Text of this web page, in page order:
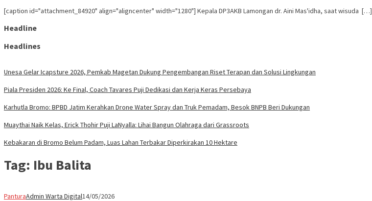
[caption id="attachment_84920" align="aligncenter" width="1280"] Kepala DP3AKB Lamongan dr. Aini Mas'idha, saat wisuda […]
Headline
Headlines
Unesa Gelar Icapsture 2026, Pemkab Magetan Dukung Pengembangan Riset Terapan dan Solusi Lingkungan
Piala Presiden 2026: Ke Final, Coach Tavares Puji Dedikasi dan Kerja Keras Persebaya
Karhutla Bromo: BPBD Jatim Kerahkan Drone Water Spray dan Truk Pemadam, Besok BNPB Beri Dukungan
Muaythai Naik Kelas, Erick Thohir Puji LaNyalla: Lihai Bangun Olahraga dari Grassroots
Kebakaran di Bromo Belum Padam, Luas Lahan Terbakar Diperkirakan 10 Hektare
Tag: Ibu Balita
PanturaAdmin Warta Digital14/05/2026